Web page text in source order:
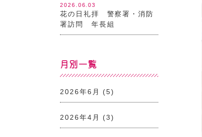
2026.06.03
花の日礼拝 警察署・消防
署訪問 年長組
月別一覧
2026年6月 (5)
2026年4月 (3)